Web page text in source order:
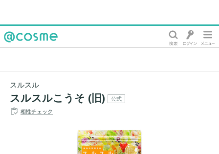
スルスル
スルスルこうそ (旧) 公式
相性チェック